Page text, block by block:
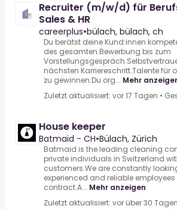
Recruiter (m/w/d) für
Sales & HR
careerplus•bülach, bülach, ch
Du berätst deine Kund:innen
des gesamten.Bewerbung bis zum
nächsten Karriereschritt.Talente für
zu gewinnen.Du org... Mehr
Zuletzt aktualisiert: vor 17 Tagen •
House keeper
Batmaid - CH•Bülach, Zürich
Batmaid is the leading cleaning
private individuals in Switzerland
customers.We are constantly
experienced and reliable
contract.A... Mehr anzeigen
Zuletzt aktualisiert: vor über 30 Tagen